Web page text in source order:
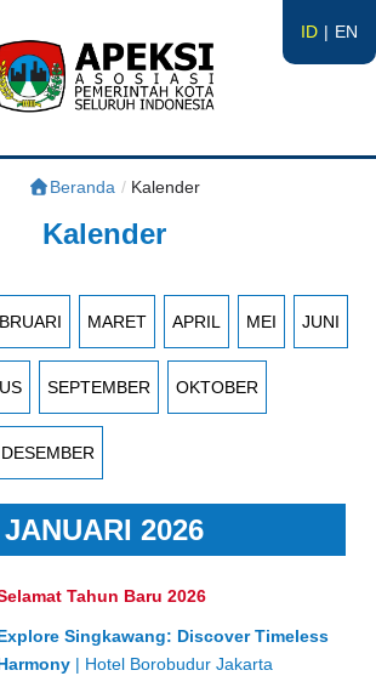
ID EN
Beranda / Kalender
Kalender
MARET APRIL MEI JUNI
SEPTEMBER OKTOBER
DESEMBER
JANUARI 2026
Tahun Baru 2026
Singkawang: Discover Timeless
| Hotel Borobudur Jakarta